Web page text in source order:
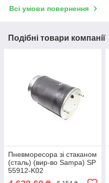
Всі умови повернення
Подібні товари компанії
Пневморесора зі стаканом
(сталь) (вир-во Sampa) SP
55912-K02